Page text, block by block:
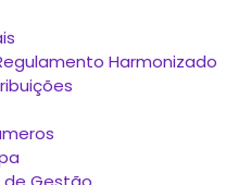
Harmonizado